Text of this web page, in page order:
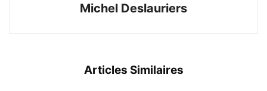
Michel Deslauriers
Articles Similaires